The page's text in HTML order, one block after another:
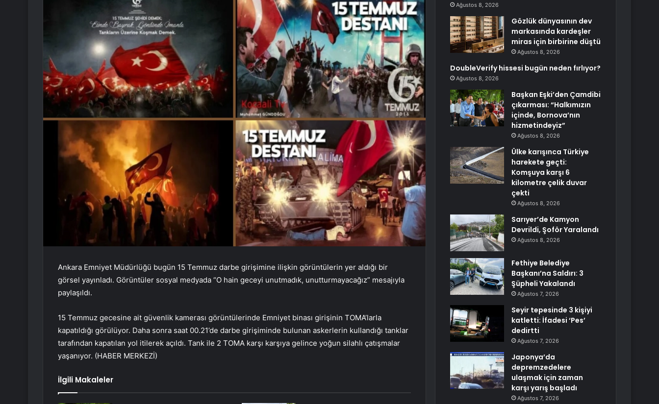
Ankara Emniyet Müdürlüğü bugün 15 Temmuz darbe girişimine ilişkin görüntülerin yer aldığı bir
görsel yayınladı. Görüntüler sosyal medyada “O hain geceyi unutmadık, unutturmayacağız” mesajıyla
paylaşıldı.
15 Temmuz gecesine ait güvenlik kamerası görüntülerinde Emniyet binası girişinin TOMA’larla
kapatıldığı görülüyor. Daha sonra saat 00.21’de darbe girişiminde bulunan askerlerin kullandığı tanklar
tarafından kapatılan yol itilerek açıldı. Tank ile 2 TOMA karşı karşıya gelince yoğun silahlı çatışmalar
yaşanıyor. (HABER MERKEZİ)
İlgili Makaleler
Ağustos 8, 2026
Gözlük dünyasının dev
markasında kardeşler
miras için birbirine düştü
Ağustos 8, 2026
DoubleVerify hissesi bugün neden fırlıyor?
Ağustos 8, 2026
Başkan Eşki’den Çamdibi
çıkarması: “Halkımızın
içinde, Bornova’nın
hizmetindeyiz”
Ağustos 8, 2026
Ülke karışınca Türkiye
harekete geçti:
Komşuya karşı 6
kilometre çelik duvar
çekti
Ağustos 8, 2026
Sarıyer’de Kamyon
Devrildi, Şoför Yaralandı
Ağustos 8, 2026
Fethiye Belediye
Başkanı’na Saldırı: 3
Şüpheli Yakalandı
Ağustos 7, 2026
Seyir tepesinde 3 kişiyi
katletti: İfadesi ‘Pes’
dedirtti
Ağustos 7, 2026
Japonya’da
depremzedelere
ulaşmak için zaman
karşı yarış başladı
Ağustos 7, 2026